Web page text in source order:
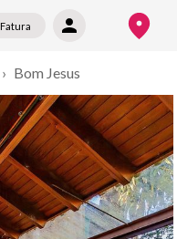
Fatura
› Bom Jesus